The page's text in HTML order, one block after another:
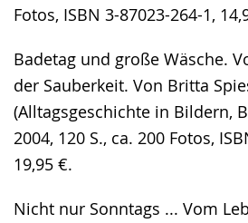
Fotos, ISBN 3-87023-264-1,
Badetag und große Wäsche.
der Sauberkeit. Von Britta
(Alltagsgeschichte in Bildern,
2004, 120 S., ca. 200 Fotos,
19,95 €.
Nicht nur Sonntags ... Vom